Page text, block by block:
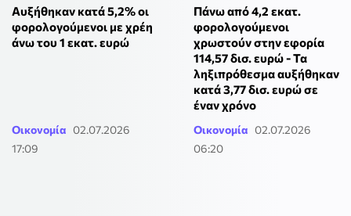
Αυξήθηκαν κατά 5,2% οι
φορολογούμενοι με χρέη
άνω του 1 εκατ. ευρώ
Οικονομία 02.07.2026
17:09
Πάνω από 4,2 εκατ.
φορολογούμενοι
χρωστούν στην εφορία
114,57 δισ. ευρώ - Τα
ληξιπρόθεσμα αυξήθηκαν
κατά 3,77 δισ. ευρώ σε
έναν χρόνο
Οικονομία 02.07.2026
06:20